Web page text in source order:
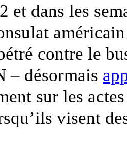
et dans les
contre le
– désormais
sur les
visent